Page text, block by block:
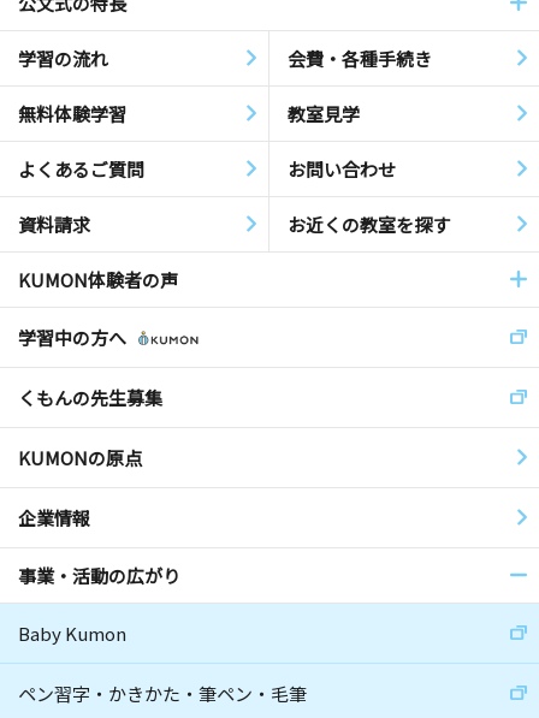
学習の流れ 会費・各種手続き
無料体験学習 教室見学
よくあるご質問 お問い合わせ
資料請求 お近くの教室を探す
KUMON体験者の声
学習中の方へ
くもんの先生募集
KUMONの原点
企業情報
事業・活動の広がり
Baby Kumon
ペン習字・かきかた・筆ペン・毛筆